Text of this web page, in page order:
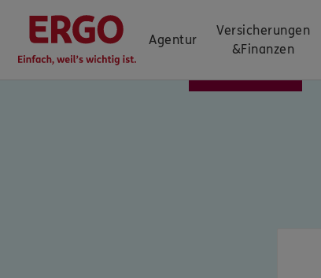
Agentur
Versicherungen
&Finanzen